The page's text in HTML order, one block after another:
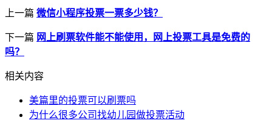
上一篇 微信小程序投票一票多少钱？
下一篇 网上刷票软件能不能使用，网上投票工具是免费的
吗？
相关内容
美篇里的投票可以刷票吗
为什么很多公司找幼儿园做投票活动